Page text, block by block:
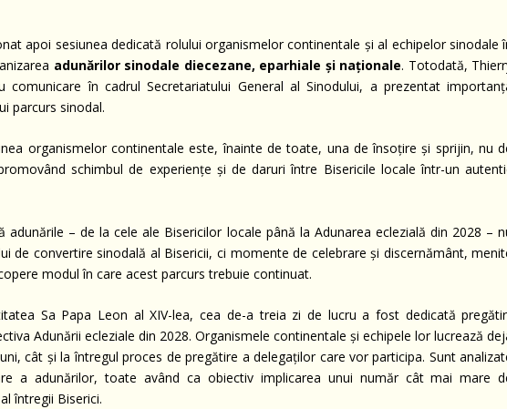
apoi sesiunea dedicată rolului organismelor continentale și al echipelor sinodale
adunărilor sinodale diecezane, eparhiale și naționale. Totodată,
comunicare în cadrul Secretariatului General al Sinodului, a prezentat
parcurs sinodal.
organismelor continentale este, înainte de toate, una de însoțire și sprijin, nu
schimbul de experiențe și de daruri între Bisericile locale într-un
– de la cele ale Bisericilor locale până la Adunarea eclezială din 2028 –
de convertire sinodală al Bisericii, ci momente de celebrare și discernământ,
modul în care acest parcurs trebuie continuat.
Sa Papa Leon al XIV-lea, cea de-a treia zi de lucru a fost dedicată
Adunării ecleziale din 2028. Organismele continentale și echipele lor lucrează
cât și la întregul proces de pregătire a delegaților care vor participa. Sunt
a adunărilor, toate având ca obiectiv implicarea unui număr cât mai mare
întregii Biserici.